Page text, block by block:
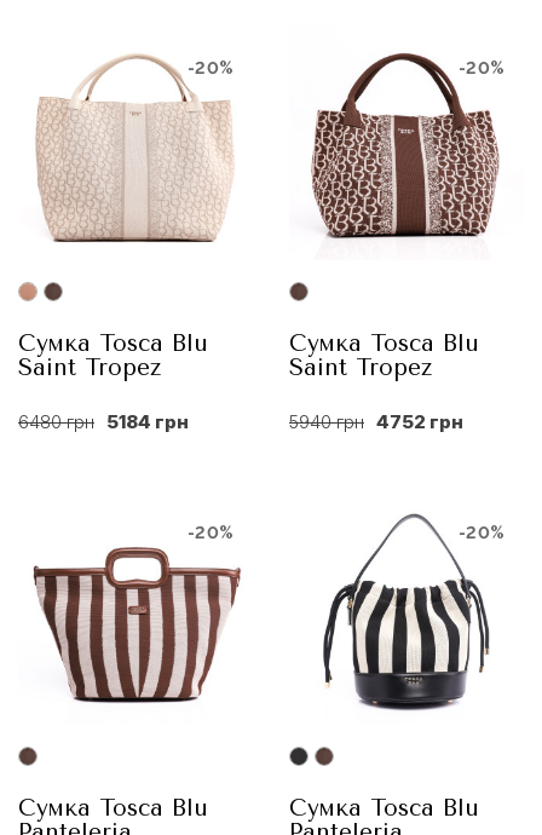
-20%
Сумка Tosca Blu
Saint Tropez
6480 грн 5184 грн
-20%
Сумка Tosca Blu
Saint Tropez
5940 грн 4752 грн
-20%
Сумка Tosca Blu
-20%
Сумка Tosca Blu